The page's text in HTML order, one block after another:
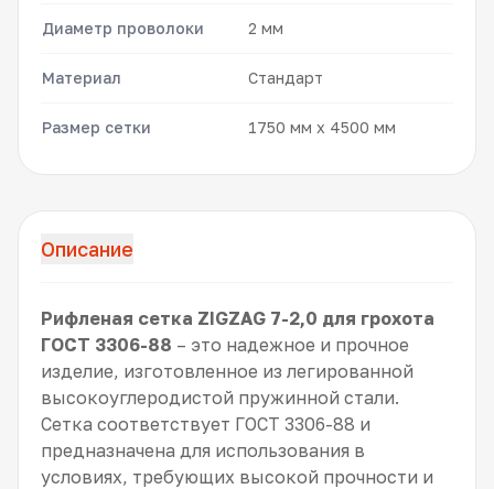
Диаметр проволоки 2 мм
Материал Стандарт
Размер сетки 1750 мм x 4500 мм
Описание
Рифленая сетка ZIGZAG 7-2,0 для грохота
ГОСТ 3306-88 – это надежное и прочное
изделие, изготовленное из легированной
высокоуглеродистой пружинной стали.
Сетка соответствует ГОСТ 3306-88 и
предназначена для использования в
условиях, требующих высокой прочности и